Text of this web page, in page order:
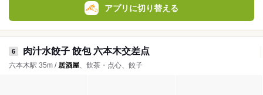
アプリに切り替える
6 肉汁水餃子 餃包 六本木交差点
六本木駅 35m / 居酒屋、飲茶・点心、餃子